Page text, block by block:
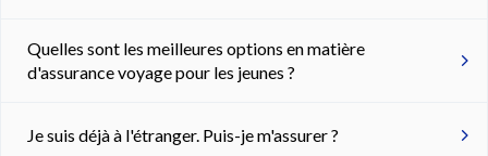
Quelles sont les meilleures options en matière
d'assurance voyage pour les jeunes ?
Je suis déjà à l'étranger. Puis-je m'assurer ?